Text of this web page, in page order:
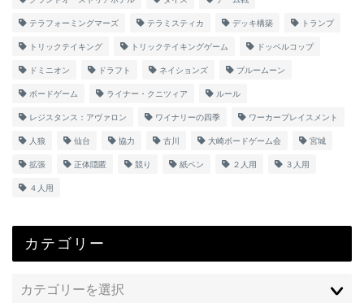
テラフォーミングマーズ テラミスティカ デッキ構築 トランプ
トリックテイキング トリックテイキングゲーム ドッペルコップ
ドミニオン ドラフト ネイションズ ブルームーン
ボードゲーム ライナー・クニツィア ルール
レジスタンス：アヴァロン ワイナリーの四季 ワーカープレイスメント
人狼 仙台 協力 古川 大崎ボードゲーム会 宮城
拡張 正体隠匿 競り 紙ペン ２人用 ３人用
４人用
カテゴリー